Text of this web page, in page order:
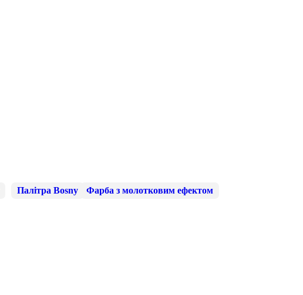
Палітра Bosny Фарба з молотковим ефектом